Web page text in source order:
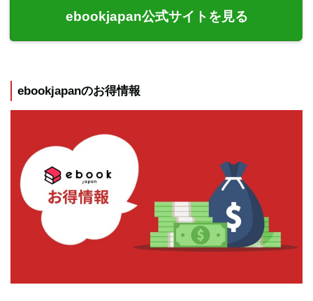
ebookjapan公式サイトを見る
ebookjapanのお得情報